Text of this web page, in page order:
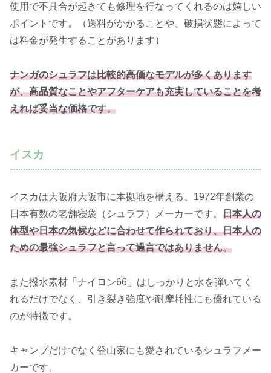
使用で不具合が起きても修理を行なってくれるのは嬉しい
ポイントです。（送料がかかることや、破損状態によって
は料金が発生することがあります）
ナンガのシュラフは比較的高価なモデルが多くあります
が、高品質なことやアフターケアも充実していることを考
えれば妥当な価格です。
イスカ
イスカは大阪府大阪市に本拠地を構える、1972年創業の
日本有数の老舗寝袋（シュラフ）メーカーです。 日本人の
体型や日本の気候などに合わせて作られており、日本人の
ための最強シュラフと言って過言ではありません。
また撥水素材「ナイロン66」はしっかりと水を弾いてく
れるだけでなく、引き裂き強度や耐摩耗性にも優れている
のが特徴です。
キャンプだけでなく登山家にも愛されているシュラフメー
カーです。